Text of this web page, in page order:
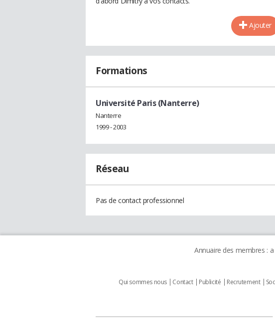
Ajouter
Formations
Université Paris (Nanterre)
Nanterre
1999 - 2003
Réseau
Pas de contact professionnel
Annuaire des membres : a
Qui sommes nous Contact Publicité Recrutement